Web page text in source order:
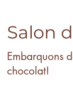
Salon
Embarquons
chocolat!